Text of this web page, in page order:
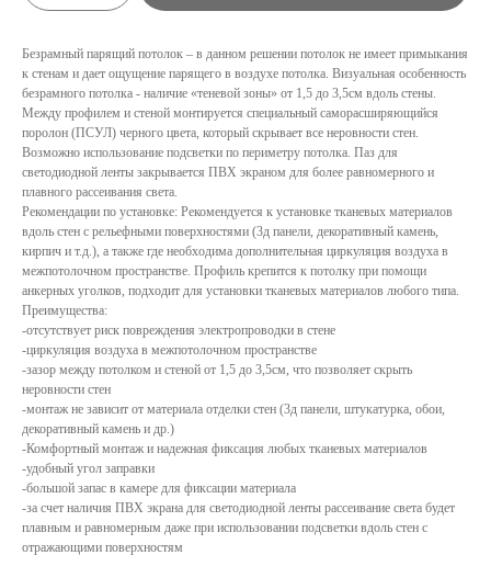
Безрамный парящий потолок – в данном решении потолок не имеет примыкания
к стенам и дает ощущение парящего в воздухе потолка. Визуальная особенность
безрамного потолка - наличие «теневой зоны» от 1,5 до 3,5см вдоль стены.
Между профилем и стеной монтируется специальный саморасширяющийся
поролон (ПСУЛ) черного цвета, который скрывает все неровности стен.
Возможно использование подсветки по периметру потолка. Паз для
светодиодной ленты закрывается ПВХ экраном для более равномерного и
плавного рассеивания света.
Рекомендации по установке: Рекомендуется к установке тканевых материалов
вдоль стен с рельефными поверхностями (3д панели, декоративный камень,
кирпич и т.д.), а также где необходима дополнительная циркуляция воздуха в
межпотолочном пространстве. Профиль крепится к потолку при помощи
анкерных уголков, подходит для установки тканевых материалов любого типа.
Преимущества:
-отсутствует риск повреждения электропроводки в стене
-циркуляция воздуха в межпотолочном пространстве
-зазор между потолком и стеной от 1,5 до 3,5см, что позволяет скрыть
неровности стен
-монтаж не зависит от материала отделки стен (3д панели, штукатурка, обои,
декоративный камень и др.)
-Комфортный монтаж и надежная фиксация любых тканевых материалов
-удобный угол заправки
-большой запас в камере для фиксации материала
-за счет наличия ПВХ экрана для светодиодной ленты рассеивание света будет
плавным и равномерным даже при использовании подсветки вдоль стен с
отражающими поверхностям
СБ.: С 9:00 ДО 15:00
ПН.-ПТ.: С 8:30 ДО 18:00
А. НЕВСКОГО, 210Б
УСЛУГИ
+7 908 290 07 75
КАТАЛОГ